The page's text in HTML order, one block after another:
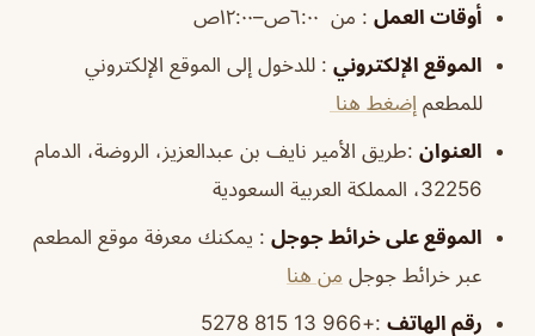
أوقات العمل : من ٦:٠٠ص–١٢:٠٠ص
الموقع الإلكتروني : للدخول إلى الموقع الإلكتروني
للمطعم إضغط هنا
العنوان :طريق الأمير نايف بن عبدالعزيز، الروضة، الدمام
32256، المملكة العربية السعودية
الموقع على خرائط جوجل : يمكنك معرفة موقع المطعم
عبر خرائط جوجل من هنا
رقم الهاتف :+966 13 815 5278